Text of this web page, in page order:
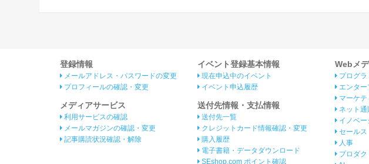
登録情報
メールアドレス・パスワードの変更
プロフィールの確認・変更
メディアサービス
利用サービスの確認
メールマガジンの確認・変更
記事購読状況確認・解除
イベント登録基本情報
現在申込中のイベント
イベント申込履歴
送付先情報・支払情報
送付先一覧
クレジットカード情報確認・変更
購入履歴
電子書籍・データダウンロード
SEshop.com ポイント確認
Webメ
プログ
エンタ
マーケ
ネット通
イノベー
セールス
人事
プロダク